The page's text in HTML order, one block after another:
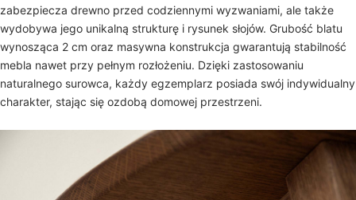
zabezpiecza drewno przed codziennymi wyzwaniami, ale także
wydobywa jego unikalną strukturę i rysunek słojów. Grubość blatu
wynosząca 2 cm oraz masywna konstrukcja gwarantują stabilność
mebla nawet przy pełnym rozłożeniu. Dzięki zastosowaniu
naturalnego surowca, każdy egzemplarz posiada swój indywidualny
charakter, stając się ozdobą domowej przestrzeni.